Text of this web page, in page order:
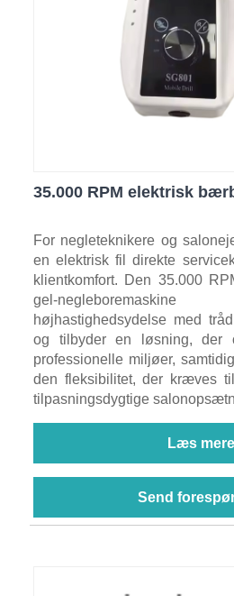
35.000 RPM elektrisk
For negleteknikere og
en elektrisk fil direkte
klientkomfort. Den 35.000
gel-
højhastighedsydelse med
og tilbyder en løsning, der
professionelle miljøer,
den fleksibilitet, der kræves
tilpasningsdygtige
Læs mere
Send